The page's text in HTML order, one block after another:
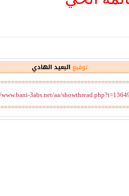
توقيع البعيد الهادي
3abs.net/aa/